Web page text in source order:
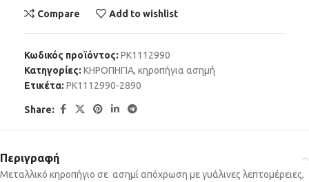
Compare Add to wishlist
Κωδικός προϊόντος: PK1112990
Κατηγορίες: ΚΗΡΟΠΗΓΙΑ, κηροπήγια ασημή
Ετικέτα: PK1112990-2890
Share:
Περιγραφή
Μεταλλικό κηροπήγιο σε ασημί απόχρωση με γυάλινες λεπτομέρειες,